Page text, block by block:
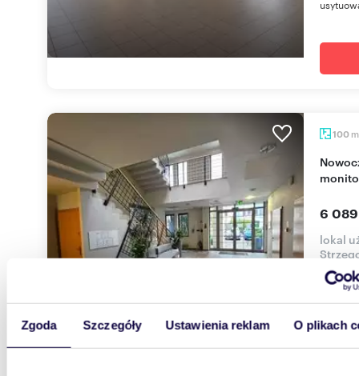
Zgoda Szczegóły Ustawienia reklam O plikach
100 m
Nowoczesne biuro 100m2 z klimatyzacją i
6
lokal
Do